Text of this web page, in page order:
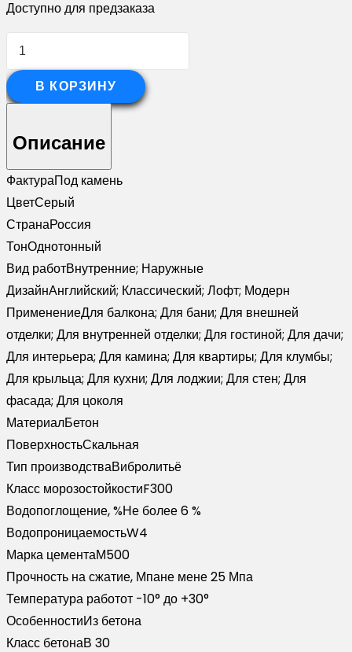
Доступно для предзаказа
Количество
Рваный
камень
Андрия
06
В КОРЗИНУ
Описание
ФактураПод камень
ЦветСерый
СтранаРоссия
ТонОднотонный
Вид работВнутренние; Наружные
ДизайнАнглийский; Классический; Лофт; Модерн
ПрименениеДля балкона; Для бани; Для внешней
отделки; Для внутренней отделки; Для гостиной; Для дачи;
Для интерьера; Для камина; Для квартиры; Для клумбы;
Для крыльца; Для кухни; Для лоджии; Для стен; Для
фасада; Для цоколя
МатериалБетон
ПоверхностьСкальная
Тип производстваВибролитьё
Класс морозостойкостиF300
Водопоглощение, %Не более 6 %
ВодопроницаемостьW4
Марка цементаМ500
Прочность на сжатие, Мпане мене 25 Мпа
Температура работот -10° до +30°
ОсобенностиИз бетона
Класс бетонаВ 30